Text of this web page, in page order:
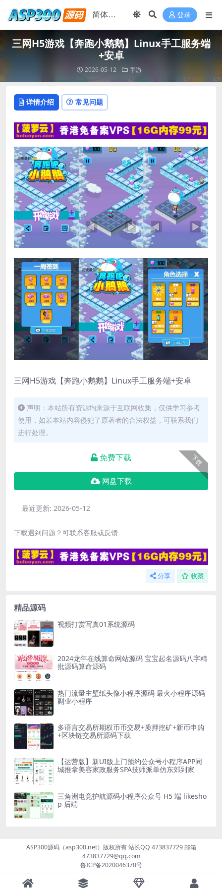
登录
三网H5游戏【奔跑小鹅鹅】Linux手工服务端
+安卓
2026-05-12 手游
详情介绍 常见问题
三网H5游戏【奔跑小鹅鹅】Linux手工服务端+安卓
声明：本站所有资源均来源于互联网收集，仅供学习参考
使用，如若本站内容侵犯了原著者的合法权益，可联系我们
进行处理。
下载
免费下载
网盘下载
最近更新: 2026-05-12
下载遇到问题？可联系客服或反馈
分享 收藏
精品源码
视频打赏写真01系统源码
2024龙年在线算命网站源码 宝宝起名源码八字精
批源码算命源码
热门流量主壁纸头像小程序源码 最火小程序源码
副业小程序
多语言交易所期权币币交易+质押挖矿+新币申购
+区块链交易所源码下载
【运营版】新UI版上门预约公众号小程序APP同
城推拿美容家政服务SPA技师派单仿东郊到家
三角洲电竞护航源码小程序公众号 H5 端 likesho
p 后端
ASP300源码（asp300.net）版权所有 站长QQ 473837729 邮箱
473837729@qq.com
鲁ICP备2020046370号